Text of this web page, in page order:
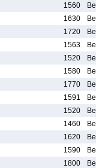
1560
1630
1720
1563
1520
1580
1770
1591
1520
1460
1620
1590
1800